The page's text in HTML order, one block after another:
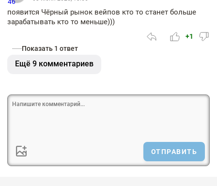
появится Чёрный рынок вейпов кто то станет больше
зарабатывать кто то меньше)))
+1
Показать 1 ответ
Ещё 9 комментариев
ОТПРАВИТЬ